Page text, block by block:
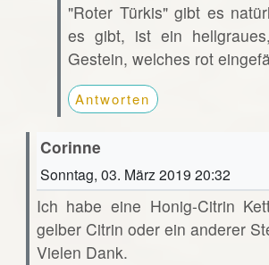
"Roter Türkis" gibt es
es gibt, ist ein
Gestein, welches rot
Antworten
Corinne
Sonntag, 03. März 2019 20:32
Ich habe eine Honig-Citrin
gelber Citrin oder ein anderer
Vielen Dank.